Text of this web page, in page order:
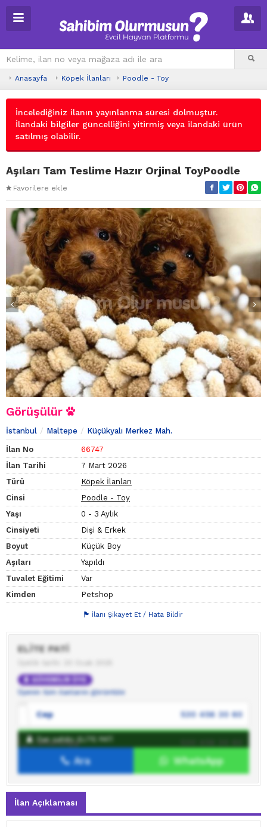
Anasayfa Köpek İlanları Poodle - Toy
İncelediğiniz ilanın yayınlanma süresi dolmuştur.
İlandaki bilgiler güncelliğini yitirmiş veya ilandaki ürün
satılmış olabilir.
Aşıları Tam Teslime Hazır Orjinal ToyPoodle
Favorilere ekle
Görüşülür
İstanbul Maltepe Küçükyalı Merkez Mah.
İlan No
66747
İlan Tarihi
7 Mart 2026
Türü
Köpek İlanları
Cinsi
Poodle - Toy
Yaşı
0 - 3 Aylık
Cinsiyeti
Dişi & Erkek
Boyut
Küçük Boy
Aşıları
Yapıldı
Tuvalet Eğitimi
Var
Kimden
Petshop
İlanı Şikayet Et / Hata Bildir
ELİTE PATİ
Üyenin tüm ilanlarını görüntüle
Cep 530 456 30 60
WhatsApp
İlan sahibine mesaj gönder
İlan sahibi: ELİTE PATİ
Ara WhatsApp
İlan Açıklaması